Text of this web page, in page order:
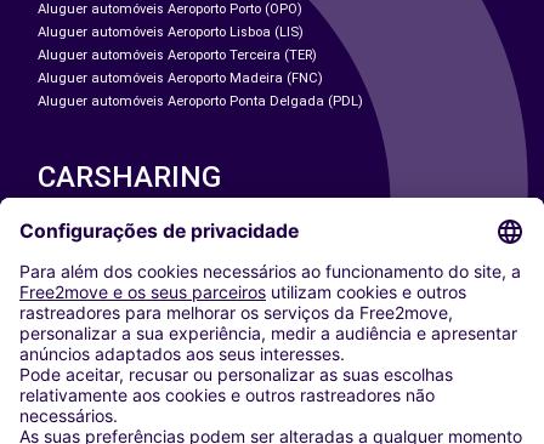
Aluguer automóveis Aeroporto Porto (OPO)
Aluguer automóveis Aeroporto Lisboa (LIS)
Aluguer automóveis Aeroporto Terceira (TER)
Aluguer automóveis Aeroporto Madeira (FNC)
Aluguer automóveis Aeroporto Ponta Delgada (PDL)
CARSHARING
NOSSAS CIDADES
Washington DC
Milan
Rome
Turin
Vienna
Berlin
Cologne
Dusseldorf